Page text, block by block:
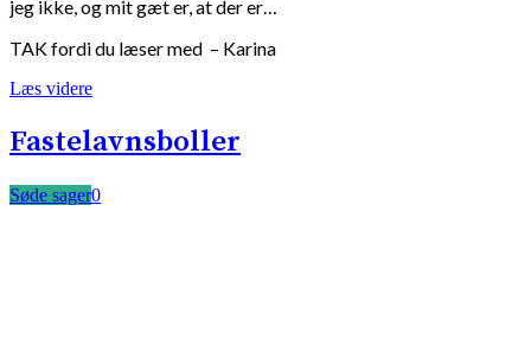
jeg ikke, og mit gæt er, at der er…
TAK fordi du læser med – Karina
Læs videre
Fastelavnsboller
Søde sager0